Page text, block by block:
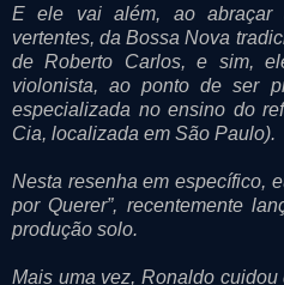
E ele vai além, ao abraçar
vertentes, da Bossa Nova
de Roberto Carlos, e sim,
violonista, ao ponto de ser
especializada no ensino do
Cia, localizada em São Paulo).
Nesta resenha em específico,
por Querer”, recentemente
produção solo.
Mais uma vez, Ronaldo